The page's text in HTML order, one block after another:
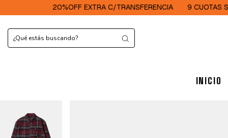
20%OFF EXTRA C/TRANSFERENCIA 9 CUOTAS SIN INTERES
INICIO